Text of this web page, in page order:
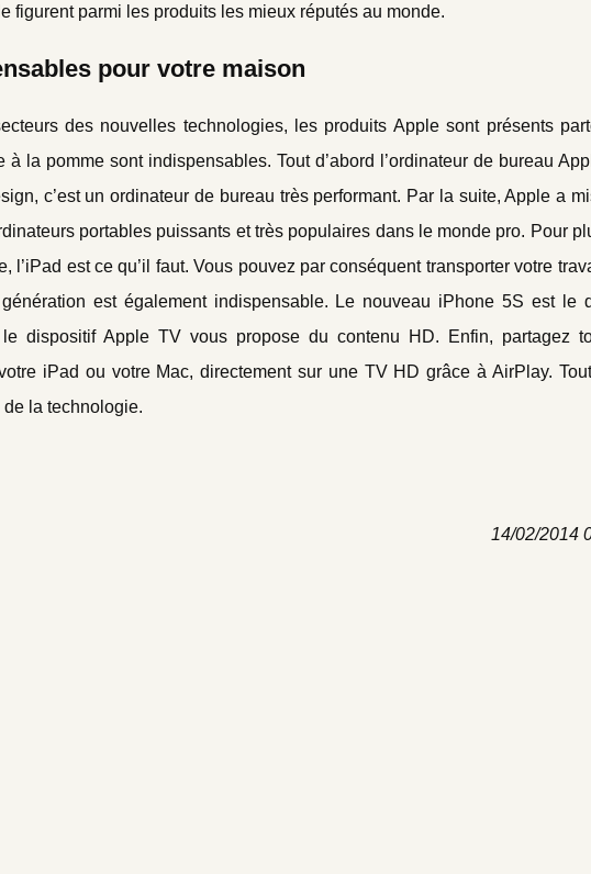
figurent parmi les produits les mieux réputés au monde.
pour votre maison
des nouvelles technologies, les produits Apple sont présents
la pomme sont indispensables. Tout d’abord l’ordinateur de bureau
c’est un ordinateur de bureau très performant. Par la suite, Apple a
portables puissants et très populaires dans le monde pro. Pour
l’iPad est ce qu’il faut. Vous pouvez par conséquent transporter votre
est également indispensable. Le nouveau iPhone 5S est le
dispositif Apple TV vous propose du contenu HD. Enfin, partagez
iPad ou votre Mac, directement sur une TV HD grâce à AirPlay.
la technologie.
14/02/2014